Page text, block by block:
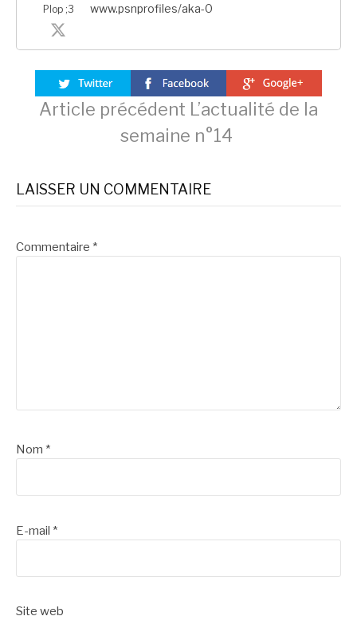
Plop ;3
www.psnprofiles/aka-0
Lire
la
suite
Article précédent L’actualité de la
semaine n°14
LAISSER UN COMMENTAIRE
Commentaire *
Nom *
E-mail *
Site web